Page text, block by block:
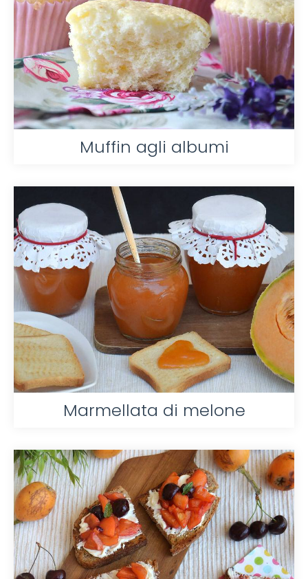
Muffin agli albumi
Marmellata di melone